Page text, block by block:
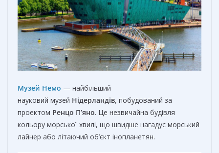
Музей Немо — найбільший
науковий музей Нідерландів, побудований за
проектом Ренцо П’яно. Це незвичайна будівля
кольору морської хвилі, що швидше нагадує морський
лайнер або літаючий об’єкт інопланетян.